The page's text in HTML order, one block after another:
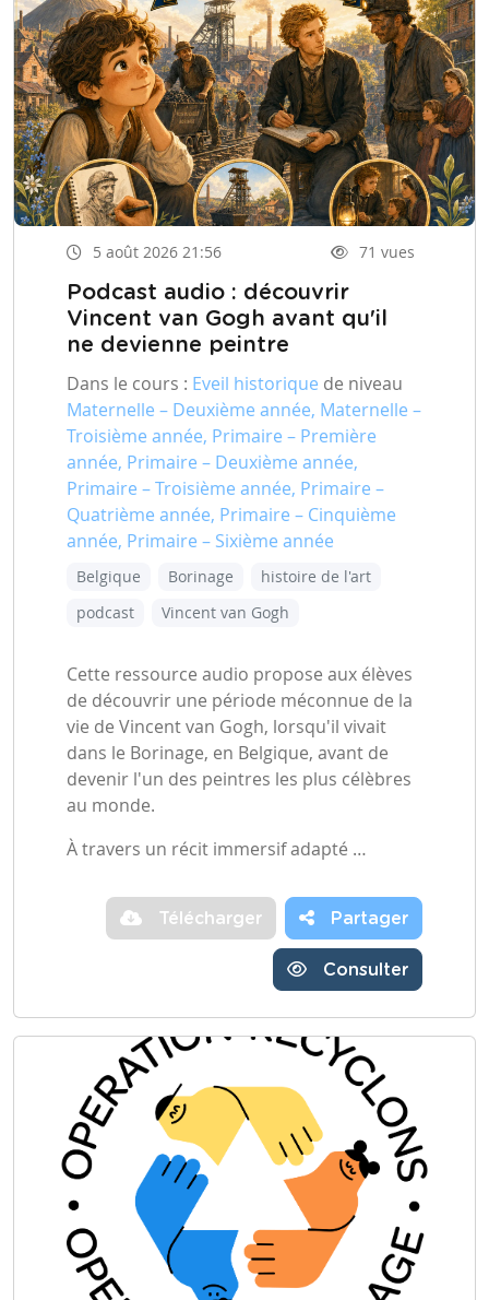
5 août 2026 21:56 71 vues
Podcast audio : découvrir
Vincent van Gogh avant qu'il
ne devienne peintre
Dans le cours : Eveil historique de niveau
Maternelle – Deuxième année, Maternelle –
Troisième année, Primaire – Première
année, Primaire – Deuxième année,
Primaire – Troisième année, Primaire –
Quatrième année, Primaire – Cinquième
année, Primaire – Sixième année
Belgique Borinage
histoire de l'art
podcast
Vincent van Gogh
Cette ressource audio propose aux élèves
de découvrir une période méconnue de la
vie de Vincent van Gogh, lorsqu'il vivait
dans le Borinage, en Belgique, avant de
devenir l'un des peintres les plus célèbres
au monde.
À travers un récit immersif adapté …
Télécharger Partager
Consulter